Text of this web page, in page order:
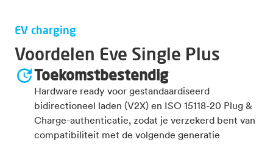
EV charging
Voordelen Eve Single Plus
Toekomstbestendig
Hardware ready voor gestandaardiseerd
bidirectioneel laden (V2X) en ISO 15118-20 Plug &
Charge-authenticatie, zodat je verzekerd bent van
compatibiliteit met de volgende generatie